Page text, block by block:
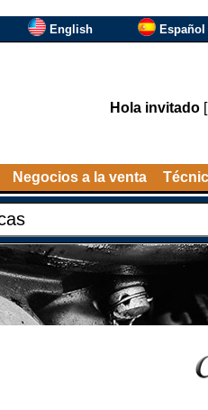
English Español
Hola invitado[
Negocios a la venta